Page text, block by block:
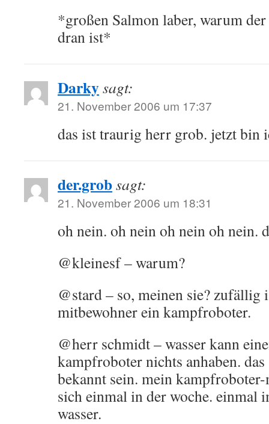
*großen Salmon laber, warum
dran ist*
Darkysagt:
21. November 2006 um 17:37
das ist traurig herr grob. jetzt bin
der.grobsagt:
21. November 2006 um 18:31
oh nein. oh nein oh nein oh nein.
@kleinesf – warum?
@stard – so, meinen sie? zufällig
mitbewohner ein kampfroboter.
@herr schmidt – wasser kann
kampfroboter nichts anhaben.
bekannt sein. mein
sich einmal in der woche. einmal
wasser.